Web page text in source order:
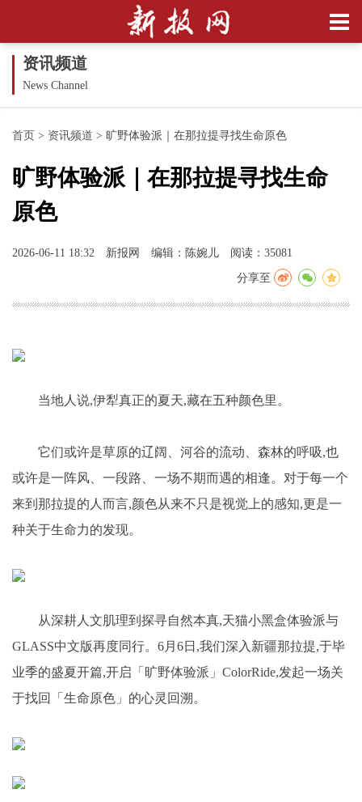
资讯频道
News Channel
首页 > 资讯频道 > 旷野体验派｜在那拉提寻找生命原色
旷野体验派｜在那拉提寻找生命
原色
2026-06-11 18:32 新报网 编辑：陈婉儿 阅读：35081
分享至
当地人说,伊犁真正的夏天,藏在五种颜色里。
它们或许是草原的辽阔、河谷的流动、森林的呼吸,也
或许是一阵风、一段路、一场不期而遇的相逢。对于每一个
来到那拉提的人而言,颜色从来不只是视觉上的感知,更是一
种关于生命力的发现。
从深耕人文肌理到探寻自然本真,天猫小黑盒体验派与
GLASS中文版再度同行。6月6日,我们深入新疆那拉提,于毕
业季的盛夏开篇,开启「旷野体验派」ColorRide,发起一场关
于找回「生命原色」的心灵回溯。